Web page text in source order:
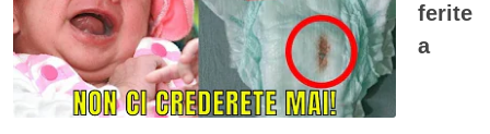
ferite
a